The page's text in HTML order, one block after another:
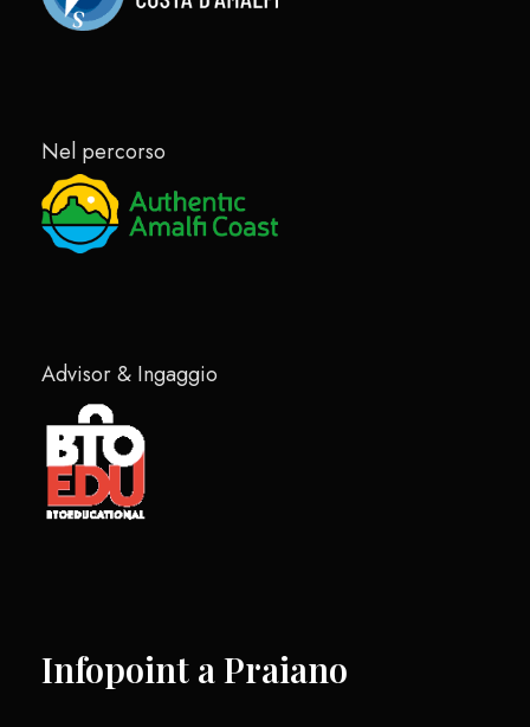
Nel percorso
Advisor & Ingaggio
Infopoint a Praiano